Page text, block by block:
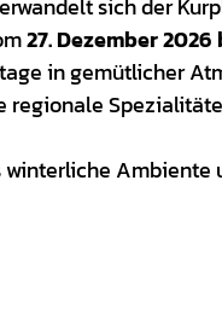
27. Dezember
in gemütlicher
regionale